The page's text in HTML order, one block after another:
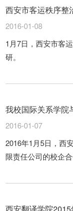
西安市客运秩序整
2016-01-08
1月7日，西安市客
研。
我校国际关系学院
签约仪式顺利举行
2016-01-07
2016年1月5日，西
限责任公司的校企